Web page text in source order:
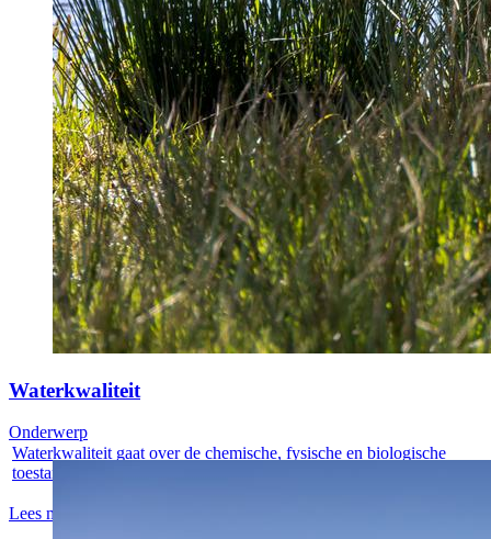
Waterkwaliteit
Waterkwaliteit gaat over de chemische, fysische en biologische
toestand van...
Lees meer
Onderwerp